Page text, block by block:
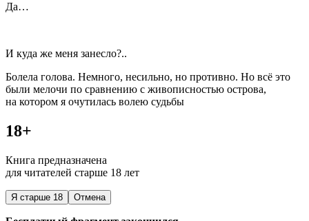
Да…
И куда же меня занесло?..
Болела голова. Немного, несильно, но противно. Но всё это
были мелочи по сравнению с живописностью острова,
на котором я очутилась волею судьбы
18+
Книга предназначена
для читателей старше 18 лет
Я старше 18 Отмена